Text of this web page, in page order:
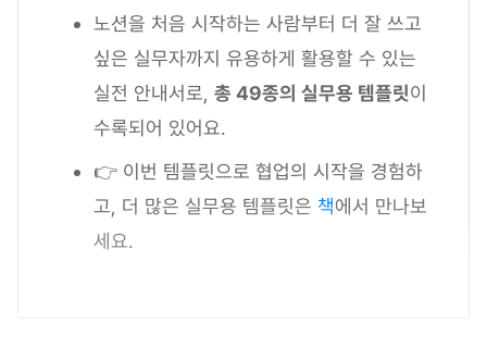
노션을 처음 시작하는 사람부터 더 잘 쓰고
싶은 실무자까지 유용하게 활용할 수 있는
실전 안내서로, 총 49종의 실무용 템플릿이
수록되어 있어요.
👉 이번 템플릿으로 협업의 시작을 경험하
고, 더 많은 실무용 템플릿은 책에서 만나보
세요.